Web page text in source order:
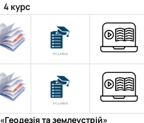
4 курс
та землеустрій»